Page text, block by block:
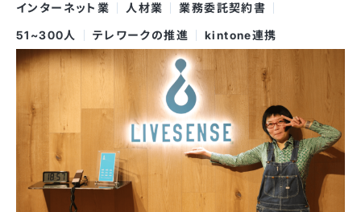
インターネット業
人材業
業務委託契約書
51~300人
テレワークの推進 kintone連携